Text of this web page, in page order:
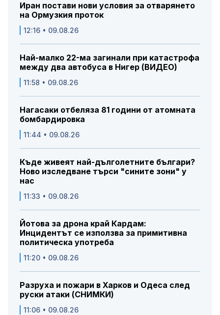
Иран постави нови условия за отварянето
на Ормузкия проток
12:16 • 09.08.26
Най-малко 22-ма загинали при катастрофа
между два автобуса в Нигер (ВИДЕО)
11:58 • 09.08.26
Нагасаки отбеляза 81 години от атомната
бомбардировка
11:44 • 09.08.26
Къде живеят най-дълголетните българи?
Ново изследване търси "сините зони" у
нас
11:33 • 09.08.26
Йотова за дрона край Кардам:
Инцидентът се използва за примитивна
политическа употреба
11:20 • 09.08.26
Разруха и пожари в Харков и Одеса след
руски атаки (СНИМКИ)
11:06 • 09.08.26